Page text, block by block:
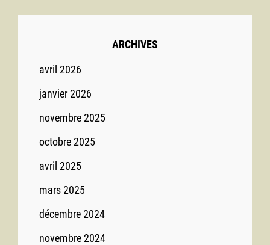
ARCHIVES
avril 2026
janvier 2026
novembre 2025
octobre 2025
avril 2025
mars 2025
décembre 2024
novembre 2024